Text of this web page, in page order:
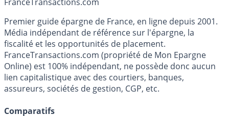
Accéder au simulateur
FranceTransactions.com
Premier guide épargne de France, en ligne depuis 2001.
Média indépendant de référence sur l'épargne, la
fiscalité et les opportunités de placement.
FranceTransactions.com (propriété de Mon Epargne
Online) est 100% indépendant, ne possède donc aucun
lien capitalistique avec des courtiers, banques,